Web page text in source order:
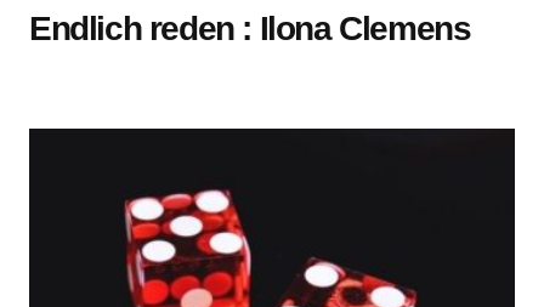
Endlich reden : Ilona Clemens